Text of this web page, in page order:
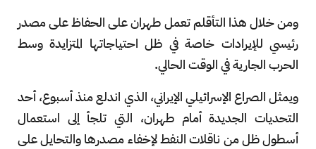
ومن خلال هذا التأقلم تعمل طهران على الحفاظ على مصدر
رئيسي للإيرادات خاصة في ظل احتياجاتها المتزايدة وسط
الحرب الجارية في الوقت الحالي.
ويمثل الصراع الإسرائيلي الإيراني، الذي اندلع منذ أسبوع، أحد
التحديات الجديدة أمام طهران، التي تلجأ إلى استعمال
أسطول ظل من ناقلات النفط لإخفاء مصدرها والتحايل على